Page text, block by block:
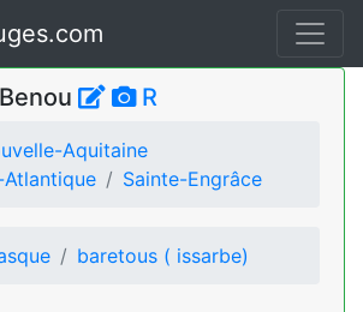
R
Aquitaine
Atlantique
Sainte-Engrâce
baretous ( issarbe)